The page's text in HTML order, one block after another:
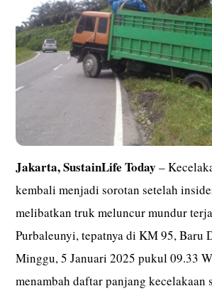
Jakarta,SustainLife Today –
kembali menjadi sorotan setelah
melibatkan truk meluncur mundur
Purbaleunyi, tepatnya di KM 95, Baru
Minggu, 5 Januari 2025 pukul 09.33
menambah daftar panjang kecelakaan